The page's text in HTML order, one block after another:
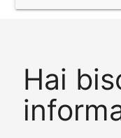
Hai